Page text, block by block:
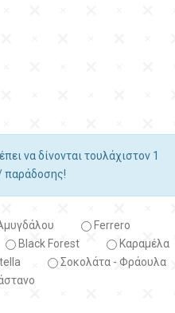
να δίνονται τουλάχιστον 1
παράδοσης!
Ferrero
Black Forest
Kαραμέλα
Σοκολάτα - Φράουλα